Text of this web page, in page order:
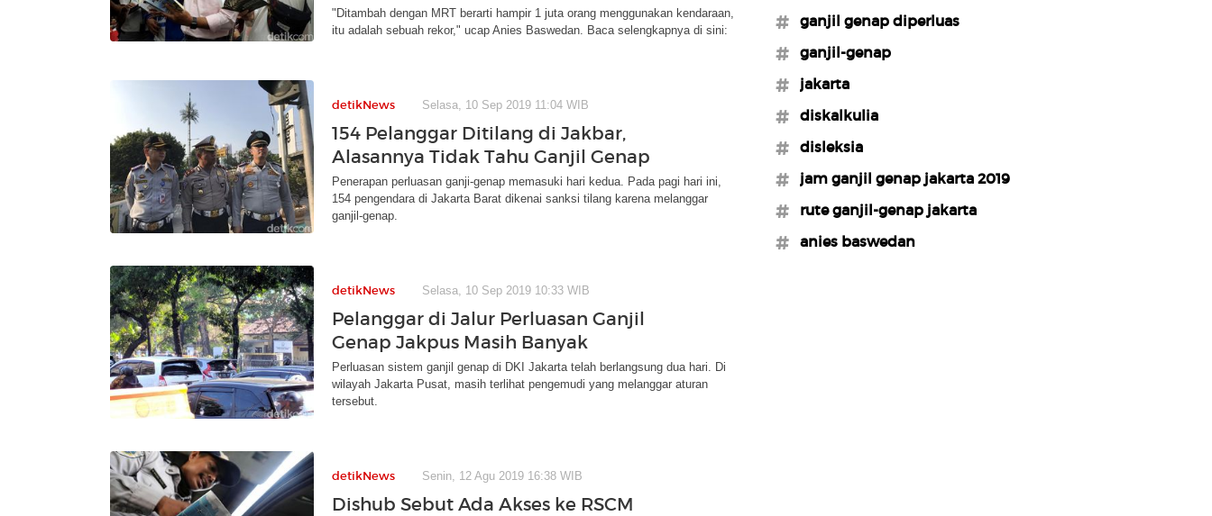
"Ditambah dengan MRT berarti hampir 1 juta orang menggunakan kendaraan,
itu adalah sebuah rekor," ucap Anies Baswedan. Baca selengkapnya di sini:
detikNews Selasa, 10 Sep 2019 11:04 WIB
154 Pelanggar Ditilang di Jakbar,
Alasannya Tidak Tahu Ganjil Genap
Penerapan perluasan ganji-genap memasuki hari kedua. Pada pagi hari ini,
154 pengendara di Jakarta Barat dikenai sanksi tilang karena melanggar
ganjil-genap.
detikNews Selasa, 10 Sep 2019 10:33 WIB
Pelanggar di Jalur Perluasan Ganjil
Genap Jakpus Masih Banyak
Perluasan sistem ganjil genap di DKI Jakarta telah berlangsung dua hari. Di
wilayah Jakarta Pusat, masih terlihat pengemudi yang melanggar aturan
tersebut.
detikNews Senin, 12 Agu 2019 16:38 WIB
Dishub Sebut Ada Akses ke RSCM
#ganjil genap diperluas
#ganjil-genap
#jakarta
#diskalkulia
#disleksia
#jam ganjil genap jakarta 2019
#rute ganjil-genap jakarta
#anies baswedan